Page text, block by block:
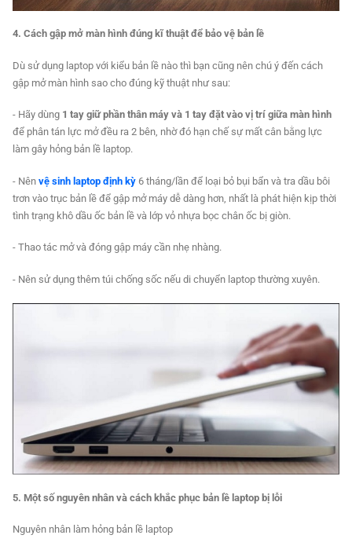
4. Cách gập mở màn hình đúng kĩ thuật để bảo vệ bản lề
Dù sử dụng laptop với kiểu bản lề nào thì bạn cũng nên chú ý đến cách
gập mở màn hình sao cho đúng kỹ thuật như sau:
- Hãy dùng 1 tay giữ phần thân máy và 1 tay đặt vào vị trí giữa màn hình
để phân tán lực mở đều ra 2 bên, nhờ đó hạn chế sự mất cân bằng lực
làm gây hỏng bản lề laptop.
- Nên vệ sinh laptop định kỳ 6 tháng/lần để loại bỏ bụi bẩn và tra dầu bôi
trơn vào trục bản lề để gập mở máy dễ dàng hơn, nhất là phát hiện kịp thời
tình trạng khô dầu ốc bản lề và lớp vỏ nhựa bọc chân ốc bị giòn.
- Thao tác mở và đóng gập máy cần nhẹ nhàng.
- Nên sử dụng thêm túi chống sốc nếu di chuyển laptop thường xuyên.
5. Một số nguyên nhân và cách khắc phục bản lề laptop bị lỗi
Nguyên nhân làm hỏng bản lề laptop